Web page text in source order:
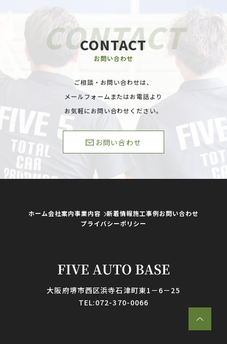
CONTACT
お問い合わせ
ご相談・お問い合わせは、
メールフォームまたはお電話より
お気軽にお問い合わせください。
お問い合わせ
ホーム会社案内事業内容 新着情報施工事例お問い合わせ
プライバシーポリシー
大阪府堺市西区浜寺石津町東1－6－25
TEL:072-370-0066